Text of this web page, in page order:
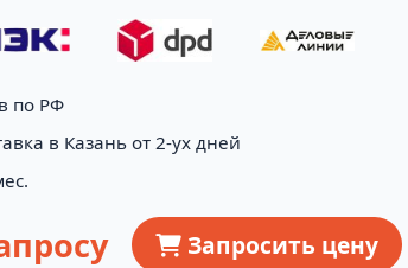
по РФ
в Казань от 2-ух дней
Запросить цену